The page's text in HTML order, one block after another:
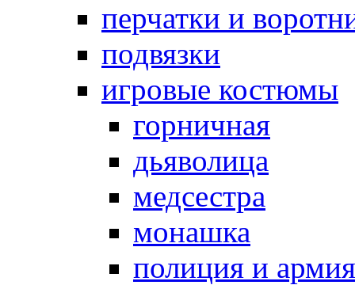
перчатки и
подвязки
игровые костюмы
горничная
дьяволица
медсестра
монашка
полиция и армия